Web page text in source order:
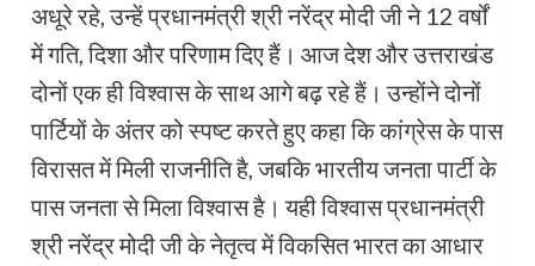
अधूरे रहे, उन्हें प्रधानमंत्री श्री नरेंद्र मोदी जी ने 12 वर्षों
में गति, दिशा और परिणाम दिए हैं। आज देश और उत्तराखंड
दोनों एक ही विश्वास के साथ आगे बढ़ रहे हैं। उन्होंने दोनों
पार्टियों के अंतर को स्पष्ट करते हुए कहा कि कांग्रेस के पास
विरासत में मिली राजनीति है, जबकि भारतीय जनता पार्टी के
पास जनता से मिला विश्वास है। यही विश्वास प्रधानमंत्री
श्री नरेंद्र मोदी जी के नेतृत्व में विकसित भारत का आधार